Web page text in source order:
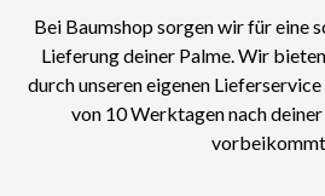
Bei Baumshop sorgen wir für eine
Lieferung deiner Palme. Wir
durch unseren eigenen
von 10 Werktagen nach